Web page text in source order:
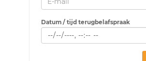
Datum / tijd terugbelafspraak